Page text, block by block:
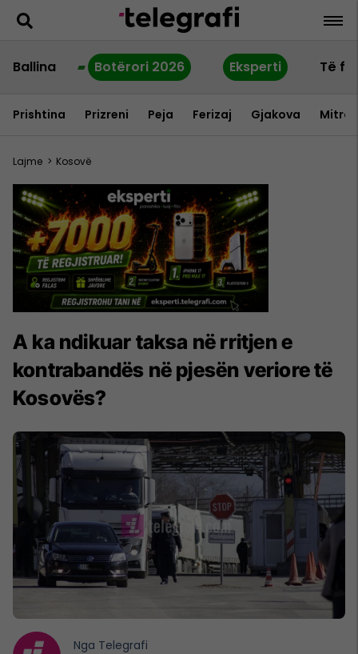
Ballina Botërori 2026 Eksperti Të
Prishtina Prizreni Peja Ferizaj Gjakova
Lajme > Kosovë
A ka ndikuar taksa në rritjen e
kontrabandës në pjesën veriore të
Kosovës?
Nga Telegrafi